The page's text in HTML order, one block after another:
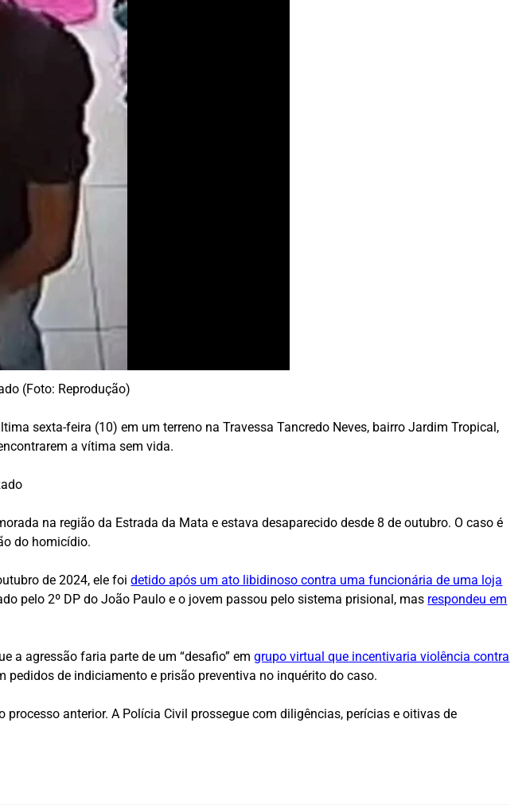
(Foto: Reprodução)
sexta-feira (10) em um terreno na Travessa Tancredo Neves, bairro Jardim Tropical,
a vítima sem vida.
na região da Estrada da Mata e estava desaparecido desde 8 de outubro. O caso é
do homicídio.
de 2024, ele foidetido após um ato libidinoso contra uma funcionária de uma loja
pelo 2º DP do João Paulo e o jovem passou pelo sistema prisional, mas respondeu em
a agressão faria parte de um “desafio” emgrupo virtual que incentivaria violência contra
de indiciamento e prisão preventiva no inquérito do caso.
anterior. A Polícia Civil prossegue com diligências, perícias e oitivas de